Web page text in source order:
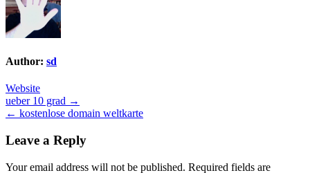
Author: sd
Website
Post
navigation
ueber 10 grad →
← kostenlose domain weltkarte
Leave a Reply
Your email address will not be published. Required fields are